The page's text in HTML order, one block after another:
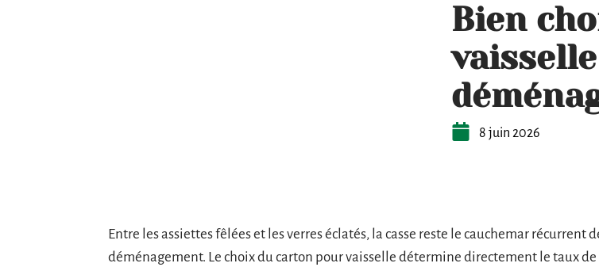
Bien
8 juin 2026
Entre les assiettes fêlées et les verres éclatés, la casse reste le cauchemar récurrent
déménagement. Le choix du carton pour vaisselle détermine directement le taux de